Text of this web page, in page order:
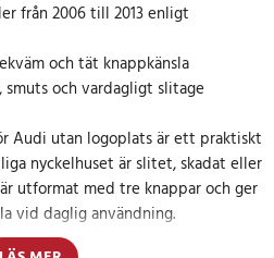
från 2006 till 2013 enligt
och tät knappkänsla
och vardagligt slitage
Audi utan logoplats är ett praktiskt
nyckelhuset är slitet, skadat eller
utformat med tre knappar och ger
vid daglig användning.